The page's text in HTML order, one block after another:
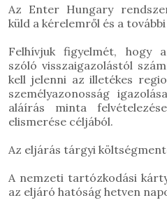
Az Enter Hungary
küld a kérelemről és a
Felhívjuk figyelmét, hogy
szóló visszaigazolástól
kell jelenni az illetékes
személyazonosság
aláírás minta
elismerése céljából.
Az eljárás tárgyi
A nemzeti tartózkodási
az eljáró hatóság hetven